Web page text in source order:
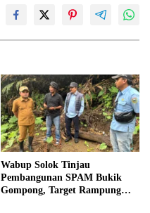
Wabup Solok Tinjau
Pembangunan SPAM Bukik
Gompong, Target Rampung